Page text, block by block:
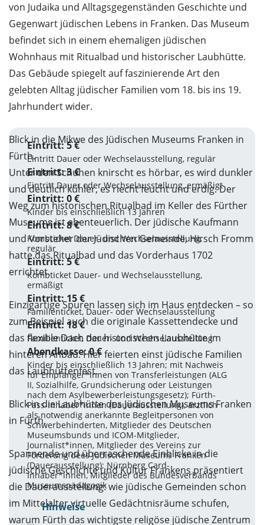
von Judaika und Alltagsgegenständen Geschichte und
Gegenwart jüdischen Lebens in Franken. Das Museum
befindet sich in einem ehemaligen jüdischen
Wohnhaus mit Ritualbad und historischer Laubhütte.
Das Gebäude spiegelt auf faszinierende Art den
gelebten Alltag jüdischer Familien vom 18. bis ins 19.
Jahrhundert wider.
Blick in die Mikwe des Jüdischen Museums Franken in
Fürth.
Unter den Schuhen knirscht es hörbar, es wird dunkler
und deutlich kühler, es riecht feucht und erdig. Der
Weg zum historischen Ritualbad im Keller des Fürther
Museums ist abenteuerlich. Der jüdische Kaufmann
und Vorsteher der Jüdischen Gemeinde, Hirsch Fromm
hatte das Ritualbad und das Vorderhaus 1702
errichtet.
Einzigartige Spuren lassen sich im Haus entdecken – so
zum Beispiel auch die originale Kassettendecke und
das flexible Dach der historischen Laubhütte im
hinteren Anbau. Hier feierten einst jüdische Familien
das Laubhüttenfest.
Blick in die Laubhütte des Jüdischen Museums Franken
in Fürth.
Spannende und überraschende Einblicke in die
jüdische Geschichte und Kultur Frankens präsentiert
die Dauerausstellung: wie jüdische Gemeinden schon
im Mittelalter virtuelle Gedächtnisräume schufen,
warum Fürth das wichtigste religöse jüdische Zentrum
Eintritt: 5 €
Eintritt Dauer oder Wechselausstellung, regulär
Eintritt: 3 €
Eintritt Dauer oder Wechselausstellung, ermäßigt
Eintritt: 0 €
Kinder bis einschließlich 13 Jahren
Eintritt: 8 €
Kombticket Dauer- und Wechselausstellung,
regulär
Eintritt: 5 €
Kombticket Dauer- und Wechselausstellung,
ermäßigt
Eintritt: 15 €
Familienticket, Dauer- oder Wechselausstellung
Eintritt: 18 €
Familienticket, Dauer- und Wechselausstellung
Abendkasse: 0 €
Kinder bis einschließlich 13 Jahren; mit Nachweis
für Empfänger*innen von Transferleistungen (ALG
II, Sozialhilfe, Grundsicherung oder Leistungen
nach dem Asylbewerberleistungsgesetz); Fürth-
Pass-Inhaber*innen (Dauerausstellung), ärztlich
als notwendig anerkannte Begleitpersonen von
Schwerbehinderten, Mitglieder des Deutschen
Museumsbunds und ICOM-Mitglieder,
Journalist*innen, Mitglieder des Vereins zur
Förderung dees Jüdischen Museums Franken
(Dauerausstellung); Nürnberg Card-
Inhaber*innen, Mitglieder des Bundesverbands
Museumspädagogik
Hinweise